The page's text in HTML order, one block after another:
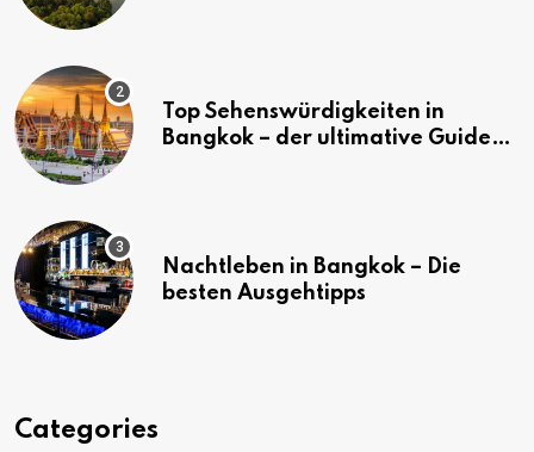
Top Sehenswürdigkeiten in
Bangkok – der ultimative Guide
Nachtleben in Bangkok – Die
besten Ausgehtipps
Categories